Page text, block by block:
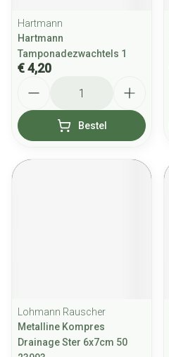
Hartmann
Hartmann
Tamponadezwachtels 1
€ 4,20
Bestel
Lohmann Rauscher
Metalline Kompres
Drainage Ster 6x7cm 50